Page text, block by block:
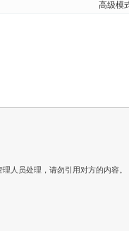
高级模
理人员处理，请勿引用对方的内容。